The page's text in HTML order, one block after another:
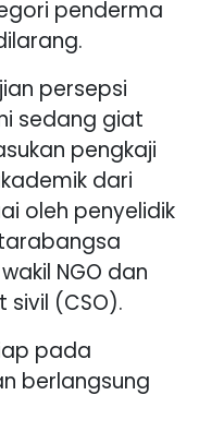
penderma
persepsi
sedang giat
pengkaji
dari
oleh penyelidik
NGO dan
(CSO).
pada
berlangsung